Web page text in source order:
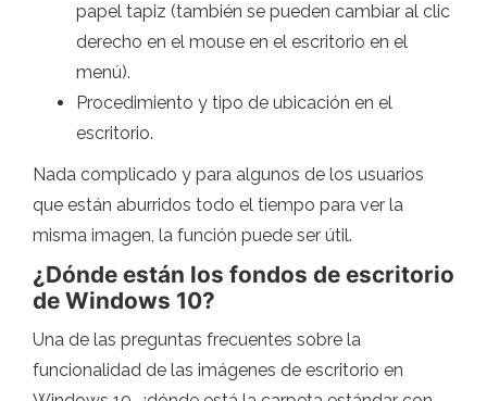
papel tapiz (también se pueden cambiar al clic
derecho en el mouse en el escritorio en el
menú).
Procedimiento y tipo de ubicación en el
escritorio.
Nada complicado y para algunos de los usuarios
que están aburridos todo el tiempo para ver la
misma imagen, la función puede ser útil.
¿Dónde están los fondos de escritorio
de Windows 10?
Una de las preguntas frecuentes sobre la
funcionalidad de las imágenes de escritorio en